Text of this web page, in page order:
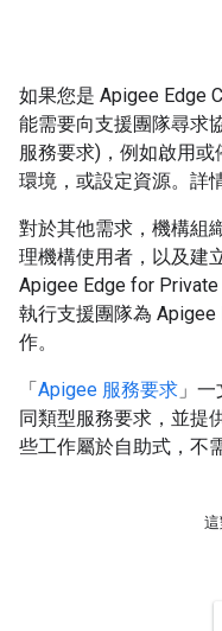
如果您是 Apigee Edge
能需要向支援團隊尋求
服務要求)，例如啟用
環境，或設定資源。詳
對於其他需求，機構組
理機構使用者，以及建
Apigee Edge for
執行支援團隊為
作。
「Apigee 服務要求 」
同類型服務要求，並提
些工作屬於自助式，不
這